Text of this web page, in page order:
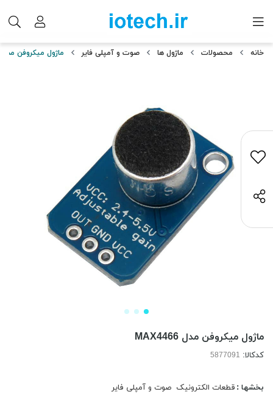
خانه محصولات ماژول ها صوت و آمپلی فایر ماژول میکروفن مدل MAX4466
ماژول میکروفن مدل MAX4466
کدکالا:
بخشها : قطعات الکترونیک صوت و آمپلی فایر